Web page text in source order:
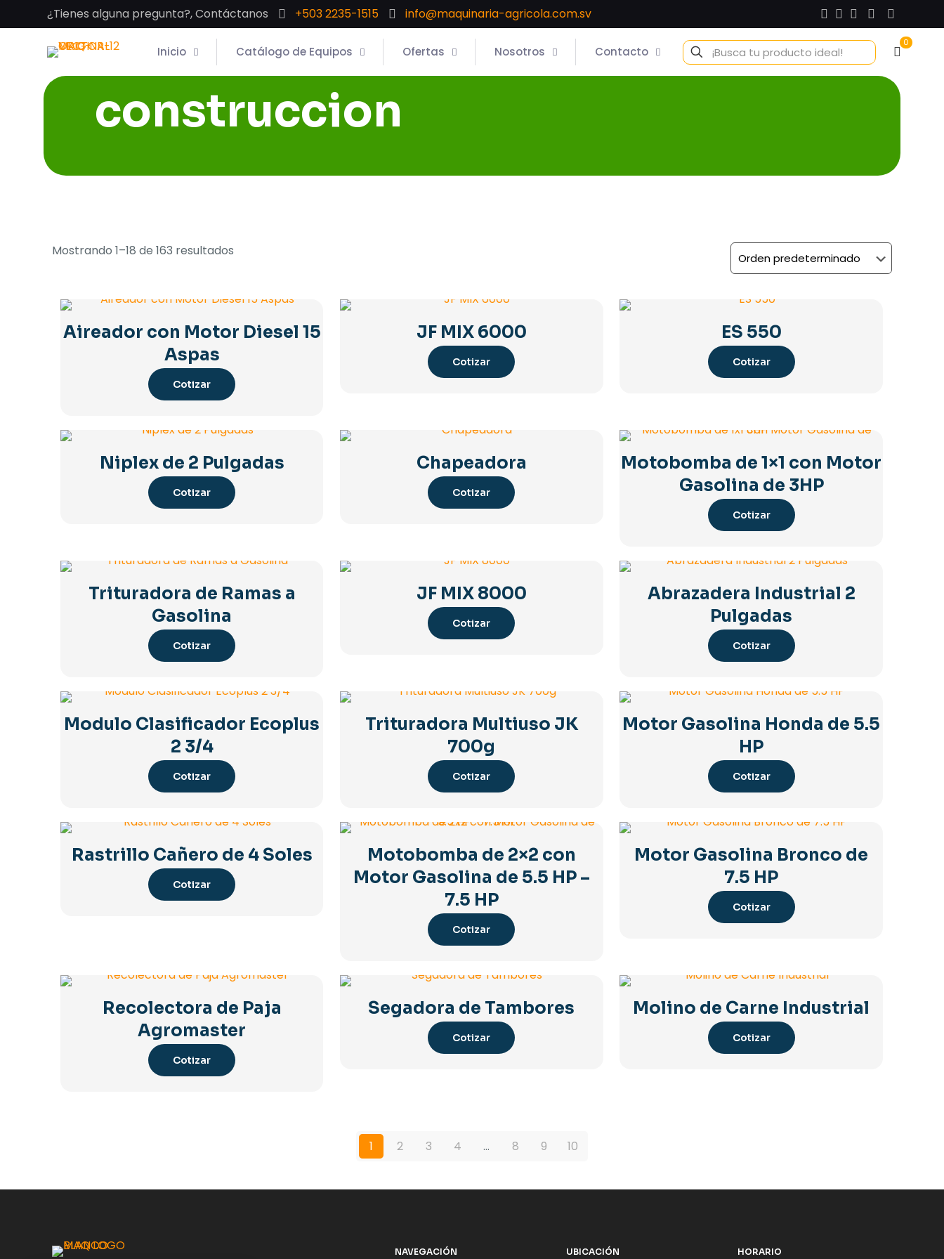
¿Tienes alguna pregunta?, Contáctanos +503 2235-1515 info@maquinaria-agricola.com.sv
Inicio Catálogo de Equipos Ofertas Nosotros Contacto
0
construccion
Mostrando 1–18 de 163 resultados
Aireador con Motor Diesel 15
Aspas
Cotizar
JF MIX 6000
Cotizar
ES 550
Cotizar
Niplex de 2 Pulgadas
Cotizar
Chapeadora
Cotizar
Motobomba de 1×1 con Motor
Gasolina de 3HP
Cotizar
Trituradora de Ramas a
Gasolina
Cotizar
JF MIX 8000
Cotizar
Abrazadera Industrial 2
Pulgadas
Cotizar
Modulo Clasificador Ecoplus
2 3/4
Cotizar
Trituradora Multiuso JK
700g
Cotizar
Motor Gasolina Honda de 5.5
HP
Cotizar
Rastrillo Cañero de 4 Soles
Cotizar
Motobomba de 2×2 con
Motor Gasolina de 5.5 HP –
7.5 HP
Cotizar
Motor Gasolina Bronco de
7.5 HP
Cotizar
Recolectora de Paja
Agromaster
Cotizar
Segadora de Tambores
Cotizar
Molino de Carne Industrial
Cotizar
1 2 3 4 … 8 9 10
NAVEGACIÓN UBICACIÓN HORARIO